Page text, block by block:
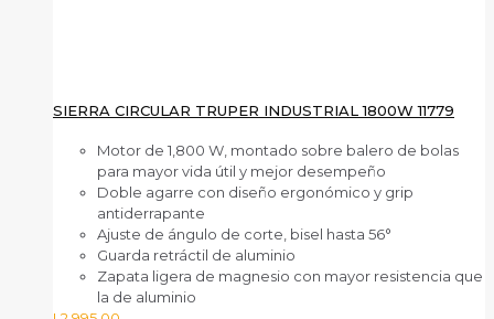
SIERRA CIRCULAR TRUPER INDUSTRIAL 1800W 11779
Motor de 1,800 W, montado sobre balero de bolas
para mayor vida útil y mejor desempeño
Doble agarre con diseño ergonómico y grip
antiderrapante
Ajuste de ángulo de corte, bisel hasta 56°
Guarda retráctil de aluminio
Zapata ligera de magnesio con mayor resistencia que
la de aluminio